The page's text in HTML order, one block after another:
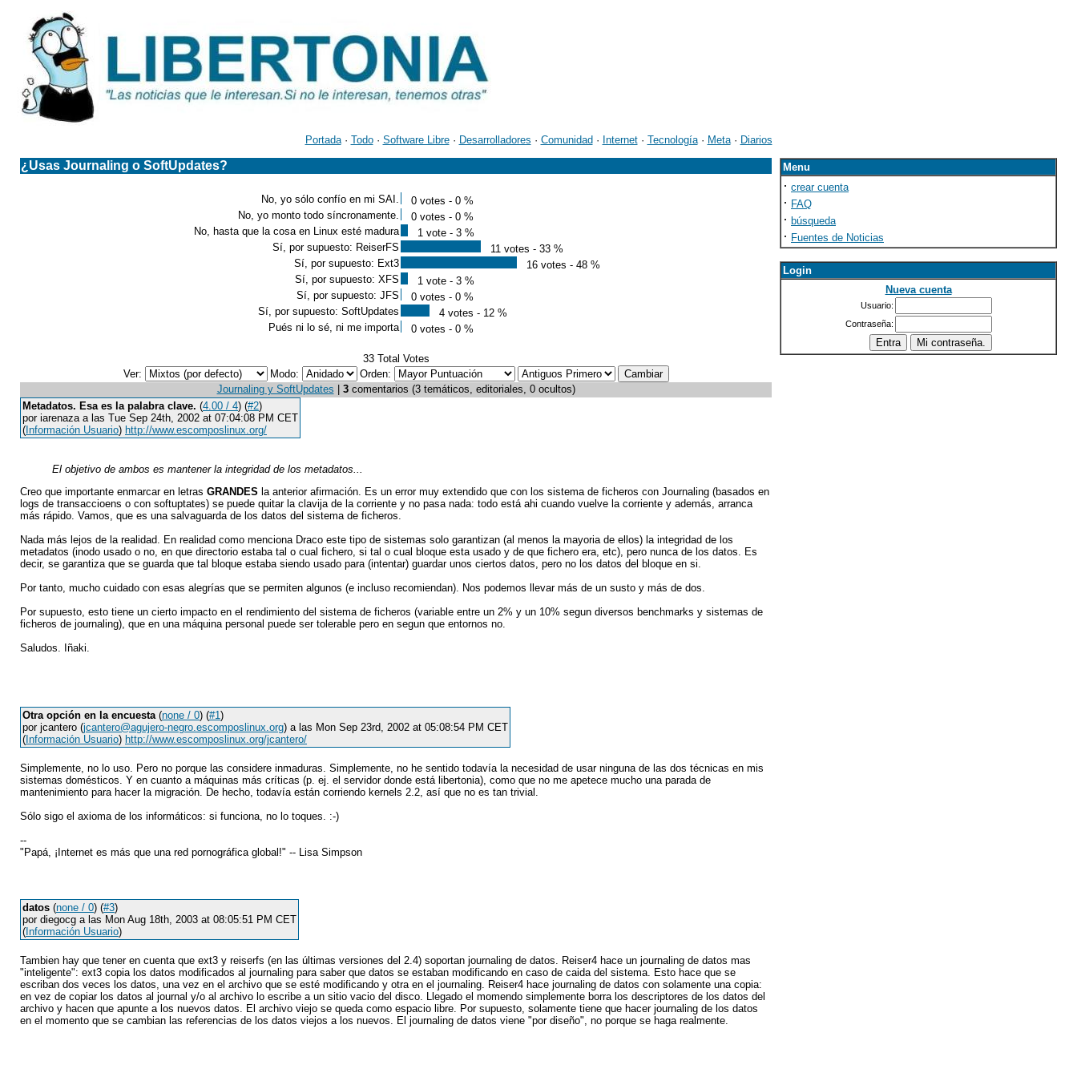
Portada· Todo· Software Libre· Desarrolladores · Comunidad · Internet· Tecnología· Meta· Diarios
¿Usas Journaling o SoftUpdates?
No, yo sólo confío en mi SAI.
0 votes - 0 %
No, yo monto todo síncronamente.
0 votes - 0 %
No, hasta que la cosa en Linux esté madura
1 vote - 3 %
Sí, por supuesto: ReiserFS
11 votes - 33 %
Sí, por supuesto: Ext3
16 votes - 48 %
Sí, por supuesto: XFS
1 vote - 3 %
Sí, por supuesto: JFS
0 votes - 0 %
Sí, por supuesto: SoftUpdates
4 votes - 12 %
Pués ni lo sé, ni me importa
0 votes - 0 %
33 Total Votes
Ver:
Modo:
Orden:
Journaling y SoftUpdates
3comentarios (3 temáticos, editoriales, 0 ocultos)
Metadatos. Esa es la palabra clave. (4.00 / 4) (#2)
por iarenaza a las Tue Sep 24th, 2002 at 07:04:08 PM CET
( Información Usuario) http://www.escomposlinux.org/
El objetivo de ambos es mantener la integridad de los metadatos...
Creo que importante enmarcar en letras GRANDES la anterior afirmación. Es un error muy extendido que con los sistema de ficheros con Journaling (basados en
logs de transaccioens o con softuptates) se puede quitar la clavija de la corriente y no pasa nada: todo está ahi cuando vuelve la corriente y además, arranca
más rápido. Vamos, que es una salvaguarda de los datos del sistema de ficheros.
Nada más lejos de la realidad. En realidad como menciona Draco este tipo de sistemas solo garantizan (al menos la mayoria de ellos) la integridad de los
metadatos (inodo usado o no, en que directorio estaba tal o cual fichero, si tal o cual bloque esta usado y de que fichero era, etc), pero nunca de los datos. Es
decir, se garantiza que se guarda que tal bloque estaba siendo usado para (intentar) guardar unos ciertos datos, pero no los datos del bloque en si.
Por tanto, mucho cuidado con esas alegrías que se permiten algunos (e incluso recomiendan). Nos podemos llevar más de un susto y más de dos.
Por supuesto, esto tiene un cierto impacto en el rendimiento del sistema de ficheros (variable entre un 2% y un 10% segun diversos benchmarks y sistemas de
ficheros de journaling), que en una máquina personal puede ser tolerable pero en segun que entornos no.
Saludos. Iñaki.
Otra opción en la encuesta(none / 0) (#1)
por jcantero (jcantero@agujero-negro.escomposlinux.org) a las Mon Sep 23rd, 2002 at 05:08:54 PM CET
( Información Usuario) http://www.escomposlinux.org/jcantero/
Simplemente, no lo uso. Pero no porque las considere inmaduras. Simplemente, no he sentido todavía la necesidad de usar ninguna de las dos técnicas en mis
sistemas domésticos. Y en cuanto a máquinas más críticas (p. ej. el servidor donde está libertonia), como que no me apetece mucho una parada de
mantenimiento para hacer la migración. De hecho, todavía están corriendo kernels 2.2, así que no es tan trivial.
Sólo sigo el axioma de los informáticos: si funciona, no lo toques. :-)
--
"Papá, ¡Internet es más que una red pornográfica global!" -- Lisa Simpson
datos (none / 0) (#3)
por diegocg a las Mon Aug 18th, 2003 at 08:05:51 PM CET
( Información Usuario)
Tambien hay que tener en cuenta que ext3 y reiserfs (en las últimas versiones del 2.4) soportan journaling de datos. Reiser4 hace un journaling de datos mas
"inteligente": ext3 copia los datos modificados al journaling para saber que datos se estaban modificando en caso de caida del sistema. Esto hace que se
escriban dos veces los datos, una vez en el archivo que se esté modificando y otra en el journaling. Reiser4 hace journaling de datos con solamente una copia:
en vez de copiar los datos al journal y/o al archivo lo escribe a un sitio vacio del disco. Llegado el momendo simplemente borra los descriptores de los datos del
archivo y hacen que apunte a los nuevos datos. El archivo viejo se queda como espacio libre. Por supuesto, solamente tiene que hacer journaling de los datos
en el momento que se cambian las referencias de los datos viejos a los nuevos. El journaling de datos viene "por diseño", no porque se haga realmente.
Menu
· crear cuenta
· FAQ
· búsqueda
· Fuentes de Noticias
Login
Nueva cuenta
Usuario:
Contraseña: